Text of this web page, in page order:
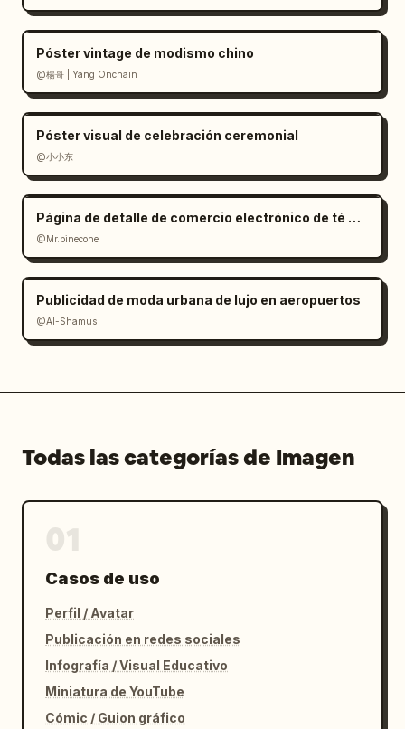
Póster vintage de modismo chino
@楊哥 | Yang Onchain
Póster visual de celebración ceremonial
@小小东
Página de detalle de comercio electrónico de té Oolong estilo Zen
@Mr.pinecone
Publicidad de moda urbana de lujo en aeropuertos
@Al-Shamus
Todas las categorías de Imagen
Casos de uso
Perfil / Avatar
Publicación en redes sociales
Infografía / Visual Educativo
Miniatura de YouTube
Cómic / Guion gráfico